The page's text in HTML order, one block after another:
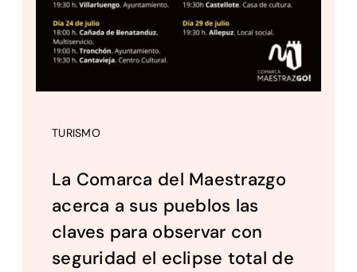
TURISMO
La Comarca del Maestrazgo
acerca a sus pueblos las
claves para observar con
seguridad el eclipse total de